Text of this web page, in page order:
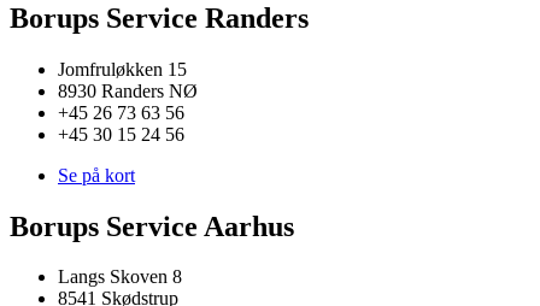
Borups Service Randers
Jomfruløkken 15
8930 Randers NØ
+45 26 73 63 56
+45 30 15 24 56
Se på kort
Borups Service Aarhus
Langs Skoven 8
8541 Skødstrup